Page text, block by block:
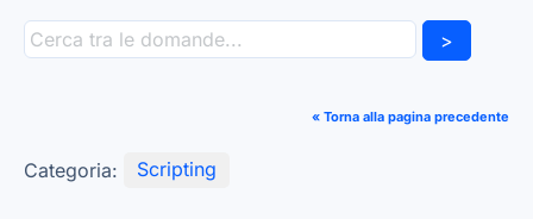
>
« Torna alla pagina precedente
Categoria: Scripting